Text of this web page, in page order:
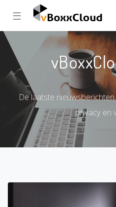
☰
De laatste
privacy en